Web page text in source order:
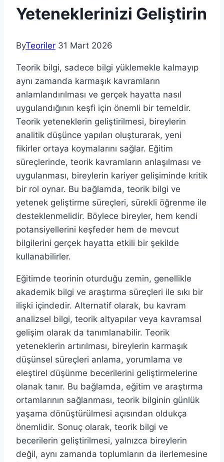
Yeteneklerinizi Geliştirin
ByTeoriler 31 Mart 2026
Teorik bilgi, sadece bilgi yüklemekle kalmayıp
aynı zamanda karmaşık kavramların
anlamlandırılması ve gerçek hayatta nasıl
uygulandığının keşfi için önemli bir temeldir.
Teorik yeteneklerin geliştirilmesi, bireylerin
analitik düşünce yapıları oluşturarak, yeni
fikirler ortaya koymalarını sağlar. Eğitim
süreçlerinde, teorik kavramların anlaşılması ve
uygulanması, bireylerin kariyer gelişiminde kritik
bir rol oynar. Bu bağlamda, teorik bilgi ve
yetenek geliştirme süreçleri, sürekli öğrenme ile
desteklenmelidir. Böylece bireyler, hem kendi
potansiyellerini keşfeder hem de mevcut
bilgilerini gerçek hayatta etkili bir şekilde
kullanabilirler.
Eğitimde teorinin oturduğu zemin, genellikle
akademik bilgi ve araştırma süreçleri ile sıkı bir
ilişki içindedir. Alternatif olarak, bu kavram
analizsel bilgi, teorik altyapılar veya kavramsal
gelişim olarak da tanımlanabilir. Teorik
yeteneklerin artırılması, bireylerin karmaşık
düşünsel süreçleri anlama, yorumlama ve
eleştirel düşünme becerilerini geliştirmelerine
olanak tanır. Bu bağlamda, eğitim ve araştırma
ortamlarının sağlanması, teorik bilginin günlük
yaşama dönüştürülmesi açısından oldukça
önemlidir. Sonuç olarak, teorik bilgi ve
becerilerin geliştirilmesi, yalnızca bireylerin
değil, aynı zamanda toplumların da ilerlemesine